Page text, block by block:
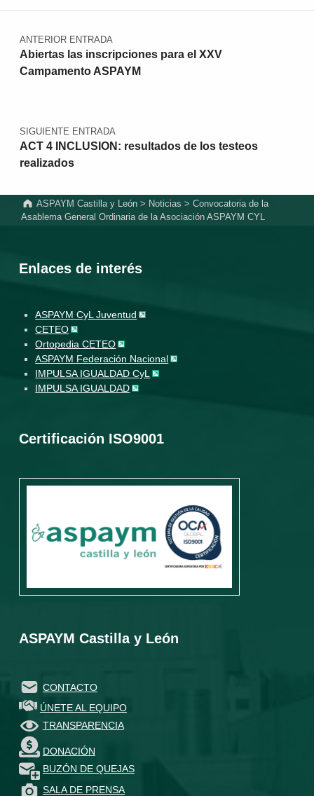
Navegación de entradas
ANTERIOR ENTRADA
Abiertas las inscripciones para el XXV
Campamento ASPAYM
SIGUIENTE ENTRADA
ACT 4 INCLUSION: resultados de los testeos
realizados
ASPAYM Castilla y León > Noticias >Convocatoria de la
Asablema General Ordinaria de la Asociación ASPAYM CYL
Enlaces de interés
ASPAYM CyL Juventud
CETEO
Ortopedia CETEO
ASPAYM Federación Nacional
IMPULSA IGUALDAD CyL
IMPULSA IGUALDAD
Certificación ISO9001
ASPAYM Castilla y León
CONTACTO
ÚNETE AL EQUIPO
TRANSPARENCIA
DONACIÓN
BUZÓN DE QUEJAS
SALA DE PRENSA